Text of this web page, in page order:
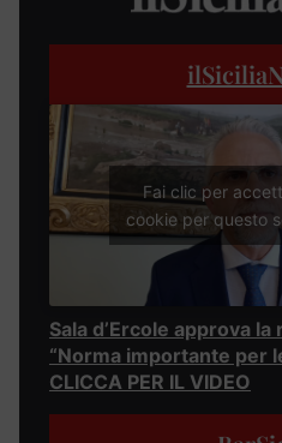
Fai clic per
cookie per questo
Sala d’Ercole approva
“Norma importante per
CLICCA PER IL VIDEO